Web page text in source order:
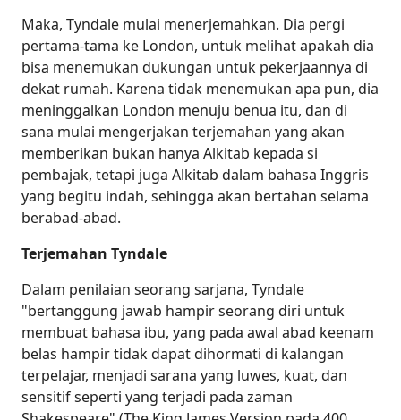
Maka, Tyndale mulai menerjemahkan. Dia pergi
pertama-tama ke London, untuk melihat apakah dia
bisa menemukan dukungan untuk pekerjaannya di
dekat rumah. Karena tidak menemukan apa pun, dia
meninggalkan London menuju benua itu, dan di
sana mulai mengerjakan terjemahan yang akan
memberikan bukan hanya Alkitab kepada si
pembajak, tetapi juga Alkitab dalam bahasa Inggris
yang begitu indah, sehingga akan bertahan selama
berabad-abad.
Terjemahan Tyndale
Dalam penilaian seorang sarjana, Tyndale
"bertanggung jawab hampir seorang diri untuk
membuat bahasa ibu, yang pada awal abad keenam
belas hampir tidak dapat dihormati di kalangan
terpelajar, menjadi sarana yang luwes, kuat, dan
sensitif seperti yang terjadi pada zaman